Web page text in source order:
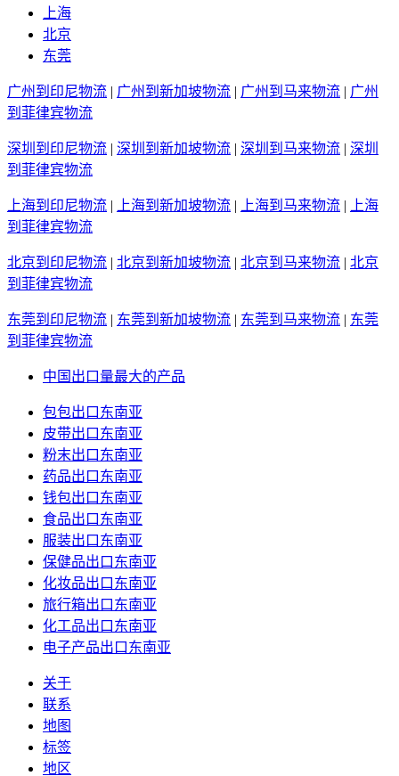
上海
北京
东莞
广州到印尼物流 | 广州到新加坡物流 | 广州到马来物流 | 广州
到菲律宾物流
深圳到印尼物流 | 深圳到新加坡物流 | 深圳到马来物流 | 深圳
到菲律宾物流
上海到印尼物流 | 上海到新加坡物流 | 上海到马来物流 |
上海
到菲律宾物流
北京到印尼物流 | 北京到新加坡物流 | 北京到马来物流 | 北京
到菲律宾物流
东莞到印尼物流 | 东莞到新加坡物流 | 东莞到马来物流 | 东莞
到菲律宾物流
中国出口量最大的产品
包包出口东南亚
皮带出口东南亚
粉末出口东南亚
药品出口东南亚
钱包出口东南亚
食品出口东南亚
服装出口东南亚
保健品出口东南亚
化妆品出口东南亚
旅行箱出口东南亚
化工品出口东南亚
电子产品出口东南亚
关于
联系
地图
标签
地区